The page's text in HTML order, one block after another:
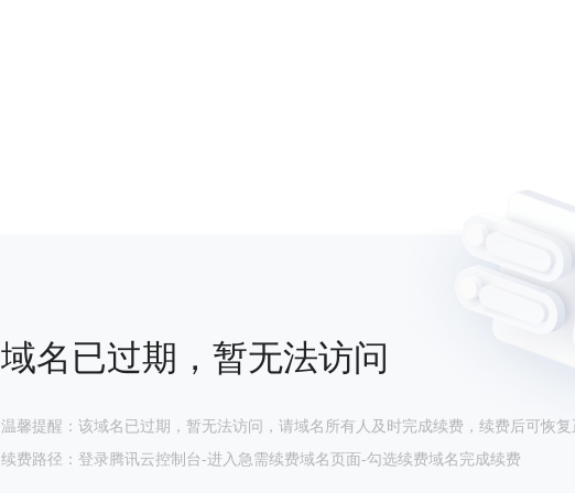
域名已过期，暂无法访问
温馨提醒：该域名已过期，暂无法访问，请域名所有人及时完成续费，续费后可恢复
续费路径：登录腾讯云控制台-进入急需续费域名页面-勾选续费域名完成续费